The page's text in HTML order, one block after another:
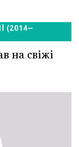
(2014—
на свіжі